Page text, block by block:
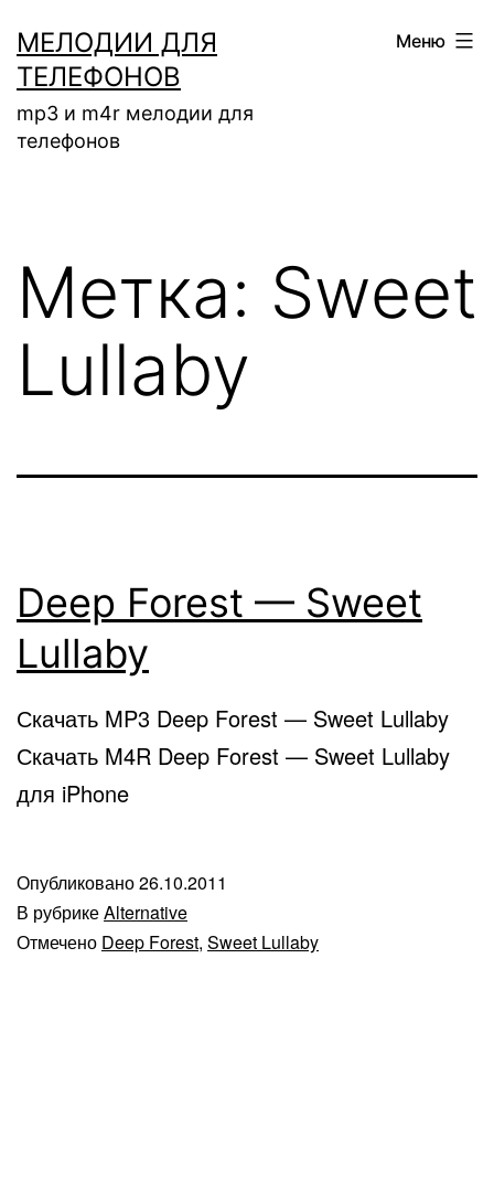
содержимому
МЕЛОДИИ ДЛЯ
ТЕЛЕФОНОВ
mp3 и m4r мелодии для
телефонов
Меню
Метка: Sweet
Lullaby
Deep Forest — Sweet
Lullaby
Скачать MP3 Deep Forest — Sweet Lullaby
Скачать M4R Deep Forest — Sweet Lullaby
для iPhone
Опубликовано26.10.2011
В рубрикеAlternative
Отмечено Deep Forest, Sweet Lullaby